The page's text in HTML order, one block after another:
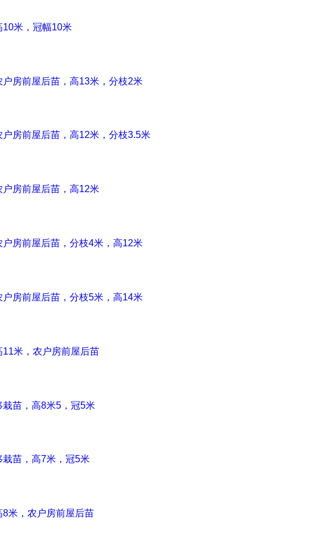
米，冠幅10米
户房前屋后苗，高13米，分枝2米
户房前屋后苗，高12米，分枝3.5米
户房前屋后苗，高12米
户房前屋后苗，分枝4米，高12米
户房前屋后苗，分枝5米，高14米
11米，农户房前屋后苗
栽苗，高8米5，冠5米
栽苗，高7米，冠5米
8米，农户房前屋后苗